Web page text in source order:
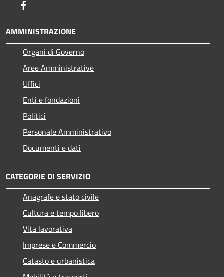
AMMINISTRAZIONE
Organi di Governo
Aree Amministrative
Uffici
Enti e fondazioni
Politici
Personale Amministrativo
Documenti e dati
CATEGORIE DI SERVIZIO
Anagrafe e stato civile
Cultura e tempo libero
Vita lavorativa
Imprese e Commercio
Catasto e urbanistica